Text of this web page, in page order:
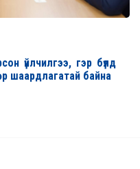
үйлчилгээ, гэр бүлд
шаардлагатай байна